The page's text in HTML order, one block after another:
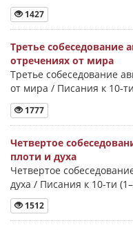
1427
Третье собеседование
отречениях от мира
Третье собеседование
от мира / Писания к 10-
1777
Четвертое
плоти и духа
Четвертое
духа / Писания к 10-ти
1512